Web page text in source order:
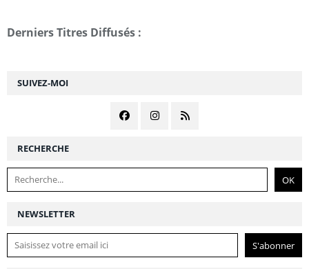
NEWSLETTER
SUIVEZ-MOI
RECHERCHE
Derniers Titres Diffusés :